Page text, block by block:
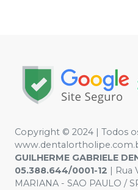
Copyright © 2024 | Todos
GUILHERME GABRIELE
05.388.644/0001-12 | Rua
MARIANA - SAO PAULO /